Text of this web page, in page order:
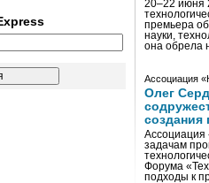
20–22 июня
премьера
науки,
она обрела
Ассоциация
Олег
создания
Ассоциация
задачам
Форума
подходы к